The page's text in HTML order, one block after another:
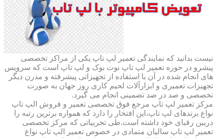
نیست بدانید که نمایندگی تعمیر لپ تاپ یکی از مراکز تخصصی
پیشرو در حوزه تعمیر لپ تاپ نوت بوک و لپ تاپ است که سرویس
های انجام شده در آن با استفاده از تجهیزاتی پیشرفته و مدرن دیگر
تجهیزات تعمیری و ابزارآلات لحیم کاری روز جهان به صورت
تخصصی و صد در صد تضمینی انجام می گیرد.
مرکز تعمیر لپ تاپ مرجع فوق تخصصی تعمیر و فروش الپ تاپ
نواع برندهای لپ تاپ،این افتخار را دارد که همواره برترین رتبه را
دربین رقبای خود داشته است.طی تجربیاتی که مرکز تخصصی
تعمیر لپ تاپ سالیان متمادی در خصوص تعمیر الپ تاپ نواع